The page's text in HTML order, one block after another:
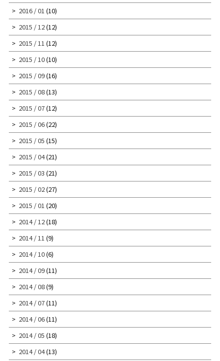
2016 / 01 (10)
2015 / 12(12)
2015 / 11 (12)
2015 / 10(10)
2015 / 09(16)
2015 / 08(13)
2015 / 07(12)
2015 / 06(22)
2015 / 05 (15)
2015 / 04(21)
2015 / 03 (21)
2015 / 02(27)
2015 / 01 (20)
2014 / 12(18)
2014 / 11 (9)
2014 / 10(6)
2014 / 09(11)
2014 / 08(9)
2014 / 07(11)
2014 / 06(11)
2014 / 05 (18)
2014 / 04(13)